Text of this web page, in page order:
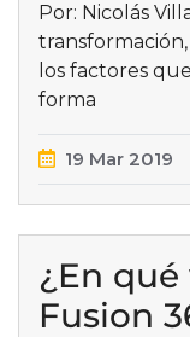
Por: Nicolás
los factores
forma
19 Mar 2019
¿En
Fusion